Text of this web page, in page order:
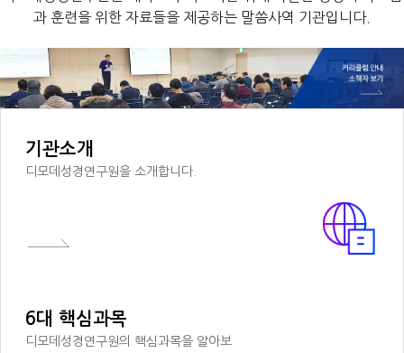
과 훈련을 위한 자료들을 제공하는 말씀사역 기관입니다.
기관소개
디모데성경연구원을 소개합니다.
6대 핵심과목
디모데성경연구원의 핵심과목을 알아보